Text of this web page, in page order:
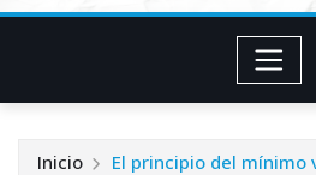
Inicio El principio del mínimo